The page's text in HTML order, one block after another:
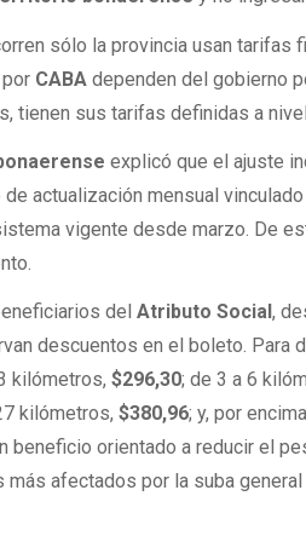
sólo la provincia usan tarifas
CABA dependen del gobierno
tienen sus tarifas definidas a
explicó que el ajuste
de actualización mensual
vigente desde marzo. De
delAtributo Social,
descuentos en el boleto. Para
kilómetros,$296,30; de 3 a 6
kilómetros,$380,96; y, por
beneficio orientado a reducir el
afectados por la suba